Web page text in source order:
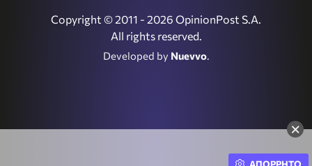
×
Copyright © 2011 - 2026 OpinionPost S.A.
All rights reserved.
Developed by Nuevvo